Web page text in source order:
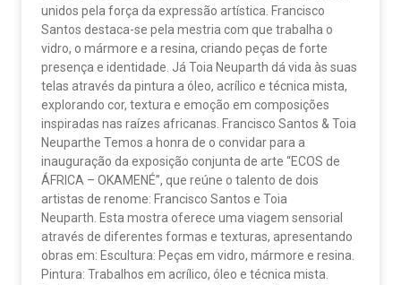
unidos pela força da expressão artística. Francisco
Santos destaca-se pela mestria com que trabalha o
vidro, o mármore e a resina, criando peças de forte
presença e identidade. Já Toia Neuparth dá vida às suas
telas através da pintura a óleo, acrílico e técnica mista,
explorando cor, textura e emoção em composições
inspiradas nas raízes africanas. Francisco Santos & Toia
Neuparthe Temos a honra de o convidar para a
inauguração da exposição conjunta de arte “ECOS de
ÁFRICA – OKAMENÉ”, que reúne o talento de dois
artistas de renome: Francisco Santos e Toia
Neuparth. Esta mostra oferece uma viagem sensorial
através de diferentes formas e texturas, apresentando
obras em: Escultura: Peças em vidro, mármore e resina.
Pintura: Trabalhos em acrílico, óleo e técnica mista.